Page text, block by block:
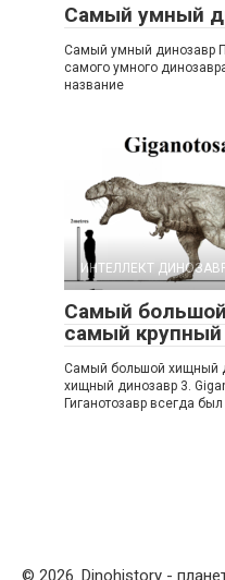
Самый умный
Самый умный динозавр
самого умного
название
ИНТЕЛЛЕКТ
Самый
самый
Самый большой хищный
хищный динозавр 3.
Гиганотозавр всегда был
© 2026. Dinohistory -